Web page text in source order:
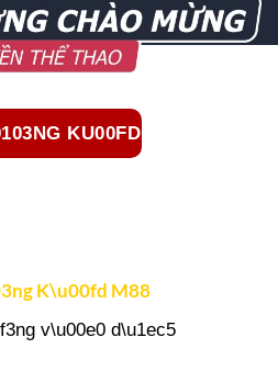
KU00FD
K\u00fd M88
v\u00e0 d\u1ec5